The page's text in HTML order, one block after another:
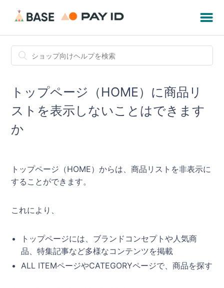
トップページ（HOME）に商品リ
ストを表示しないことはできます
か
トップページ（HOME）からは、商品リストを非表示に
することができます。
これにより、
トップページには、ブランドコンセプトや人気商
品、特集記事など多様なコンテンツを掲載
ALL ITEMページやCATEGORYページで、商品を探す